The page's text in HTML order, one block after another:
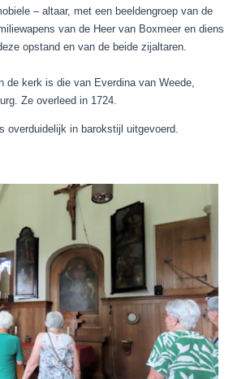
– altaar, met een beeldengroep van de
van de Heer van Boxmeer en diens
opstand en van de beide zijaltaren.
de kerk is die van Everdina van Weede,
Ze overleed in 1724.
overduidelijk in barokstijl uitgevoerd.